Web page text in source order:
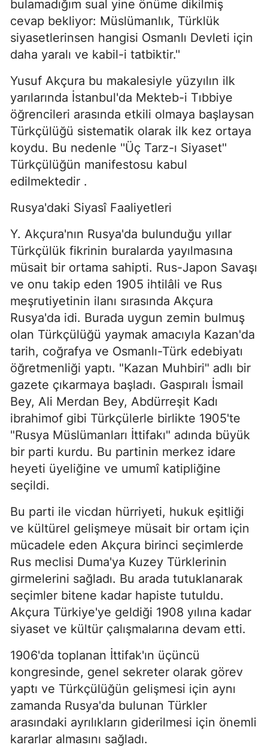
bulamadığım sual yine önüme dikilmiş
cevap bekliyor: Müslümanlık, Türklük
siyasetlerinsen hangisi Osmanlı Devleti için
daha yaralı ve kabil-i tatbiktir.''
Yusuf Akçura bu makalesiyle yüzyılın ilk
yarılarında İstanbul'da Mekteb-i Tıbbiye
öğrencileri arasında etkili olmaya başlaysan
Türkçülüğü sistematik olarak ilk kez ortaya
koydu. Bu nedenle ''Üç Tarz-ı Siyaset''
Türkçülüğün manifestosu kabul
edilmektedir .
Rusya'daki Siyasî Faaliyetleri
Y. Akçura'nın Rusya'da bulunduğu yıllar
Türkçülük fikrinin buralarda yayılmasına
müsait bir ortama sahipti. Rus-Japon Savaşı
ve onu takip eden 1905 ihtilâli ve Rus
meşrutiyetinin ilanı sırasında Akçura
Rusya'da idi. Burada uygun zemin bulmuş
olan Türkçülüğü yaymak amacıyla Kazan'da
tarih, coğrafya ve Osmanlı-Türk edebiyatı
öğretmenliği yaptı. "Kazan Muhbiri" adlı bir
gazete çıkarmaya başladı. Gaspıralı İsmail
Bey, Ali Merdan Bey, Abdürreşit Kadı
ibrahimof gibi Türkçülerle birlikte 1905'te
"Rusya Müslümanları İttifakı" adında büyük
bir parti kurdu. Bu partinin merkez idare
heyeti üyeliğine ve umumî katipliğine
seçildi.
Bu parti ile vicdan hürriyeti, hukuk eşitliği
ve kültürel gelişmeye müsait bir ortam için
mücadele eden Akçura birinci seçimlerde
Rus meclisi Duma'ya Kuzey Türklerinin
girmelerini sağladı. Bu arada tutuklanarak
seçimler bitene kadar hapiste tutuldu.
Akçura Türkiye'ye geldiği 1908 yılına kadar
siyaset ve kültür çalışmalarına devam etti.
1906'da toplanan İttifak'ın üçüncü
kongresinde, genel sekreter olarak görev
yaptı ve Türkçülüğün gelişmesi için aynı
zamanda Rusya'da bulunan Türkler
arasındaki ayrılıkların giderilmesi için önemli
kararlar almasını sağladı.